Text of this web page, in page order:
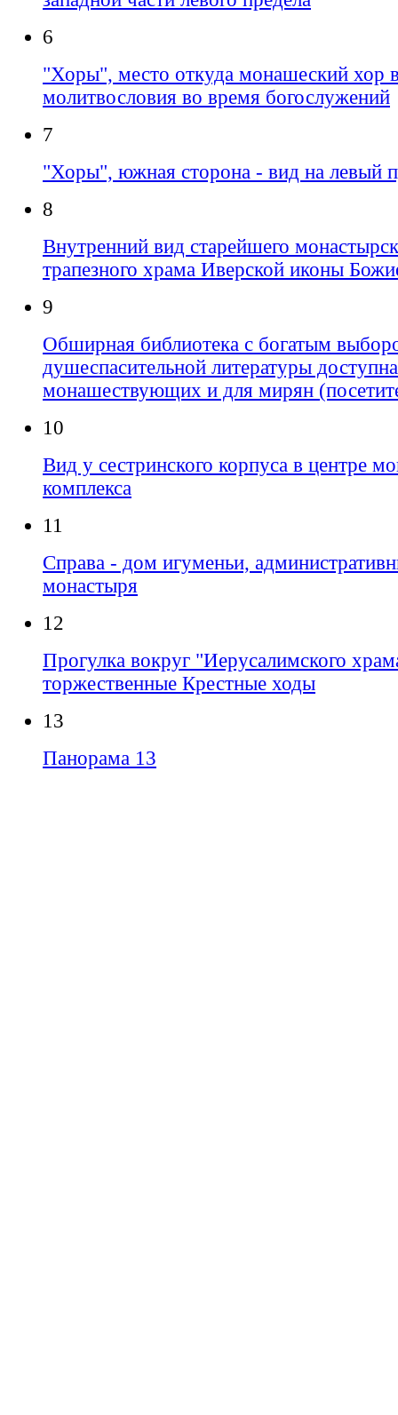
6
"Хоры", место откуда монашеский хор
молитвословия во время богослужений
7
"Хоры", южная сторона - вид на левый
8
Внутренний вид старейшего
трапезного храма Иверской иконы
9
Обширная библиотека с богатым
душеспасительной литературы
монашествующих и для мирян
10
Вид у сестринского корпуса в центре
комплекса
11
Справа - дом игуменьи,
монастыря
12
Прогулка вокруг "Иерусалимского
торжественные Крестные ходы
13
Панорама 13